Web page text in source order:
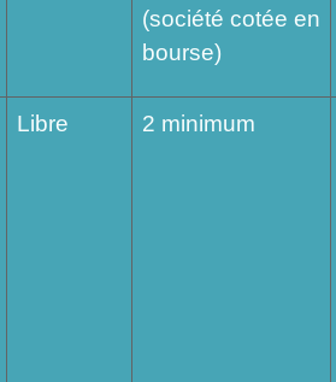
(société cotée en
bourse)
Libre 2 minimum